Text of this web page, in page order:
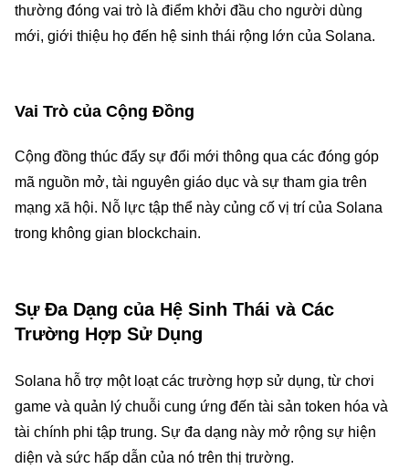
thường đóng vai trò là điểm khởi đầu cho người dùng
mới, giới thiệu họ đến hệ sinh thái rộng lớn của Solana.
Vai Trò của Cộng Đồng
Cộng đồng thúc đẩy sự đổi mới thông qua các đóng góp
mã nguồn mở, tài nguyên giáo dục và sự tham gia trên
mạng xã hội. Nỗ lực tập thể này củng cố vị trí của Solana
trong không gian blockchain.
Sự Đa Dạng của Hệ Sinh Thái và Các
Trường Hợp Sử Dụng
Solana hỗ trợ một loạt các trường hợp sử dụng, từ chơi
game và quản lý chuỗi cung ứng đến tài sản token hóa và
tài chính phi tập trung. Sự đa dạng này mở rộng sự hiện
diện và sức hấp dẫn của nó trên thị trường.